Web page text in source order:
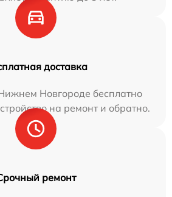
доставка
Новгороде бесплатно
на ремонт и обратно.
ремонт